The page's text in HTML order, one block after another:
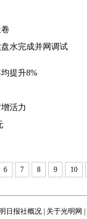
水完成并网调试
提升8%
活力
6 7 8 9 10
日报社概况 关于光明网